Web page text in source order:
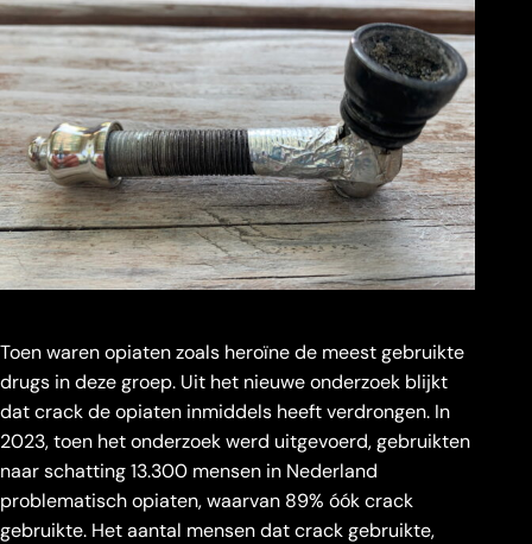
Toen waren opiaten zoals heroïne de meest gebruikte
drugs in deze groep. Uit het nieuwe onderzoek blijkt
dat crack de opiaten inmiddels heeft verdrongen. In
2023, toen het onderzoek werd uitgevoerd, gebruikten
naar schatting 13.300 mensen in Nederland
problematisch opiaten, waarvan 89% óók crack
gebruikte. Het aantal mensen dat crack gebruikte,